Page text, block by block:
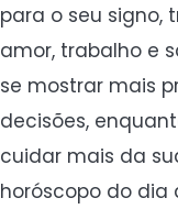
para o seu signo,
amor, trabalho e
se mostrar mais
decisões,
cuidar mais da
horóscopo do dia